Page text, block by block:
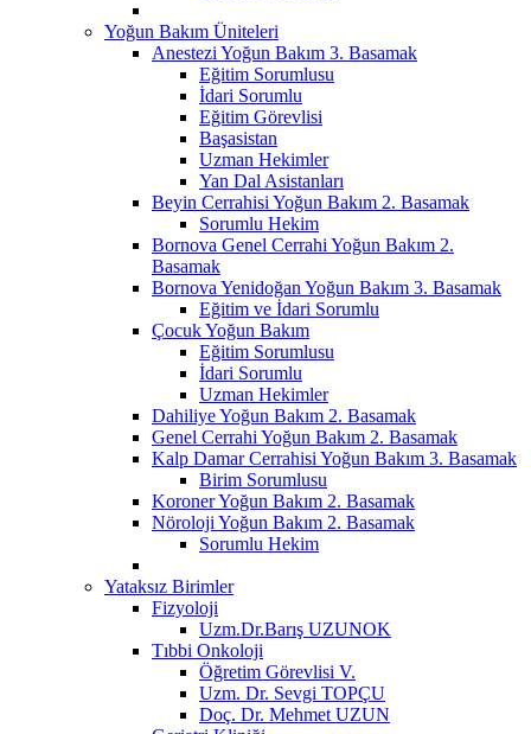
Yoğun Bakım Üniteleri
Anestezi Yoğun Bakım 3. Basamak
Eğitim Sorumlusu
İdari Sorumlu
Eğitim Görevlisi
Başasistan
Uzman Hekimler
Yan Dal Asistanları
Beyin Cerrahisi Yoğun Bakım 2. Basamak
Sorumlu Hekim
Bornova Genel Cerrahi Yoğun Bakım 2.
Basamak
Bornova Yenidoğan Yoğun Bakım 3. Basamak
Eğitim ve İdari Sorumlu
Çocuk Yoğun Bakım
Eğitim Sorumlusu
İdari Sorumlu
Uzman Hekimler
Dahiliye Yoğun Bakım 2. Basamak
Genel Cerrahi Yoğun Bakım 2. Basamak
Kalp Damar Cerrahisi Yoğun Bakım 3. Basamak
Birim Sorumlusu
Koroner Yoğun Bakım 2. Basamak
Nöroloji Yoğun Bakım 2. Basamak
Sorumlu Hekim
Yataksız Birimler
Fizyoloji
Uzm.Dr.Barış UZUNOK
Tıbbi Onkoloji
Öğretim Görevlisi V.
Uzm. Dr. Sevgi TOPÇU
Doç. Dr. Mehmet UZUN